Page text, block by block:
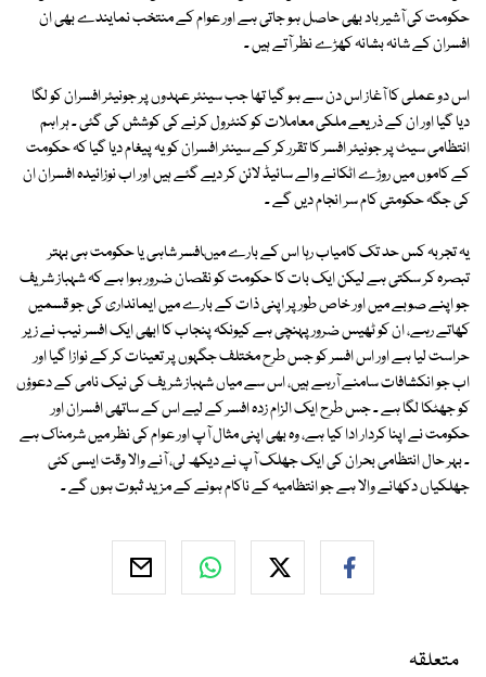
حکومت کی آشیر باد بھی حاصل ہو جاتی ہے اور عوام کے منتخب نمایندے بھی ان
افسران کے شانہ بشانہ کھڑے نظر آتے ہیں ۔
اس دو عملی کا آغاز اس دن سے ہو گیا تھا جب سینئر عہدوں پر جونیئر افسران کو لگا
دیا گیا اور ان کے ذریعے ملکی معاملات کو کنٹرول کرنے کی کوشش کی گئی ۔ ہر اہم
انتظامی سیٹ پر جونیئر افسر کا تقرر کر کے سینئر افسران کویہ پیغام دیا گیا کہ حکومت
کے کاموں میں روڑے اٹکانے والے سائیڈ لائن کر دیے گئے ہیں اور اب نوزائیدہ افسران ان
کی جگہ حکومتی کام سر انجام دیں گے ۔
یہ تجربہ کس حد تک کامیاب رہا اس کے بارے میںافسر شاہی یا حکومت ہی بہتر
تبصرہ کر سکتی ہے لیکن ایک بات کا حکومت کو نقصان ضرور ہوا ہے کہ شہباز شریف
جو اپنے صوبے میں اور خاص طور پر اپنی ذات کے بارے میں ایمانداری کی جو قسمیں
کھاتے رہے، ان کو ٹھیس ضرور پہنچی ہے کیونکہ پنجاب کا ابھی ایک افسر نیب نے زیر
حراست لیا ہے اور اس افسر کو جس طرح مختلف جگہوں پر تعینات کر کے نوازا گیا اور
اب جو انکشافات سامنے آرہے ہیں، اس سے میاں شہباز شریف کی نیک نامی کے دعوؤں
کو جھٹکا لگا ہے ۔ جس طرح ایک الزام زدہ افسر کے لیے اس کے ساتھی افسران اور
حکومت نے اپنا کردار ادا کیا ہے، وہ بھی اپنی مثال آپ اور عوام کی نظر میں شرمناک ہے
۔ بہر حال انتظامی بحران کی ایک جھلک آپ نے دیکھ لی، آنے والا وقت ایسی کئی
جھلکیاں دکھانے والا ہے جو انتظامیہ کے ناکام ہونے کے مز ید ثبوت ہوں گے ۔
متعلقہ